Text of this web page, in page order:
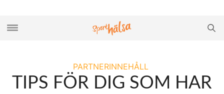
PARTNERINNEHÅLL
TIPS FÖR DIG SOM HAR